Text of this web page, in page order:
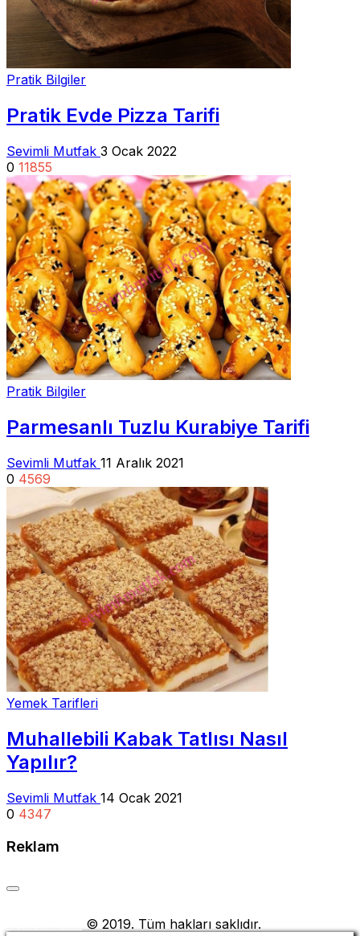
Pratik Bilgiler
Pratik Evde Pizza Tarifi
Sevimli Mutfak 3 Ocak 2022
0 11855
Pratik Bilgiler
Parmesanlı Tuzlu Kurabiye Tarifi
Sevimli Mutfak 11 Aralık 2021
0 4569
Yemek Tarifleri
Muhallebili Kabak Tatlısı Nasıl
Yapılır?
Sevimli Mutfak 14 Ocak 2021
0 4347
Reklam
© 2019. Tüm hakları saklıdır.